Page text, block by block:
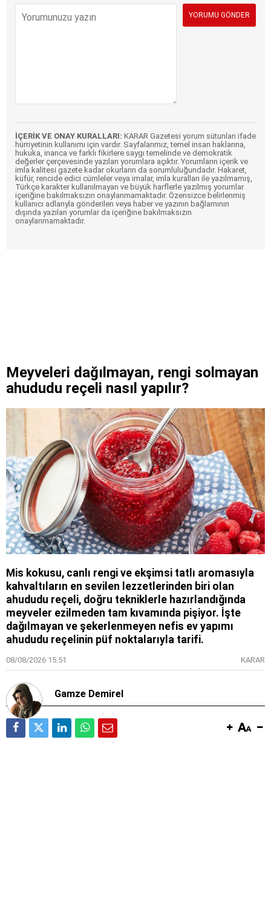
İÇERİK VE ONAY KURALLARI: KARAR Gazetesi yorum sütunları ifade
hürriyetinin kullanımı için vardır. Sayfalarımız, temel insan haklarına,
hukuka, inanca ve farklı fikirlere saygı temelinde ve demokratik
değerler çerçevesinde yazılan yorumlara açıktır. Yorumların içerik ve
imla kalitesi gazete kadar okurların da sorumluluğundadır. Hakaret,
küfür, rencide edici cümleler veya imalar, imla kuralları ile yazılmamış,
Türkçe karakter kullanılmayan ve büyük harflerle yazılmış yorumlar
içeriğine bakılmaksızın onaylanmamaktadır. Özensizce belirlenmiş
kullanıcı adlarıyla gönderilen veya haber ve yazının bağlamının
dışında yazılan yorumlar da içeriğine bakılmaksızın
onaylanmamaktadır.
Meyveleri dağılmayan, rengi solmayan
ahududu reçeli nasıl yapılır?
Mis kokusu, canlı rengi ve ekşimsi tatlı aromasıyla
kahvaltıların en sevilen lezzetlerinden biri olan
ahududu reçeli, doğru tekniklerle hazırlandığında
meyveler ezilmeden tam kıvamında pişiyor. İşte
dağılmayan ve şekerlenmeyen nefis ev yapımı
ahududu reçelinin püf noktalarıyla tarifi.
08/08/2026 15:51 KARAR
Gamze Demirel